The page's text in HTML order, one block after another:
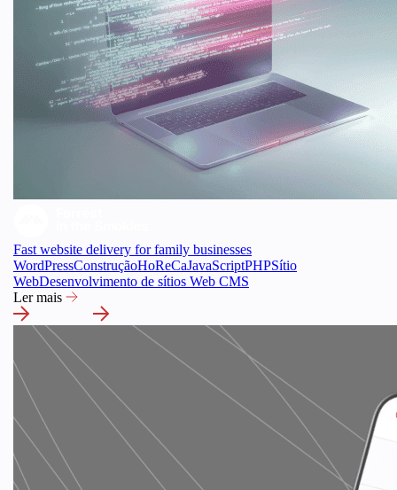
Fast website delivery for family businesses
WordPressConstruçãoHoReCaJavaScriptPHPSítio
WebDesenvolvimento de sítios Web CMS
Ler mais